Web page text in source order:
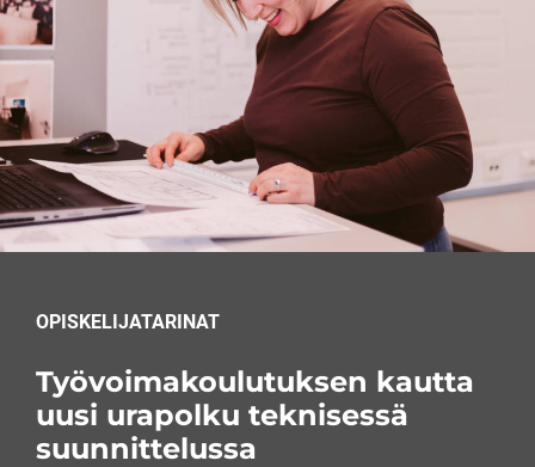
OPISKELIJATARINAT
Työvoimakoulutuksen kautta
uusi urapolku teknisessä
suunnittelussa